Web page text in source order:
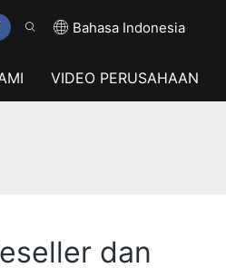
Bahasa Indonesia
VIDEO PERUSAHAAN
dan